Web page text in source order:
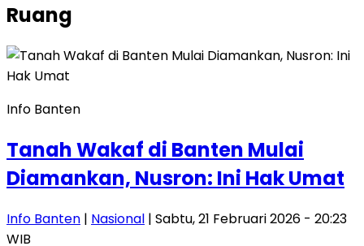
Ruang
Info Banten
Tanah Wakaf di Banten Mulai
Diamankan, Nusron: Ini Hak Umat
Info Banten | Nasional | Sabtu, 21 Februari 2026 - 20:23
WIB